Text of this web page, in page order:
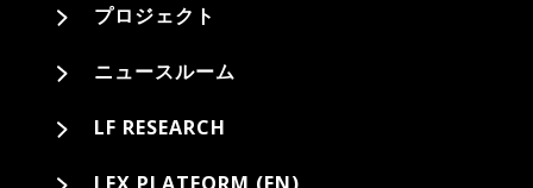
プロジェクト
ニュースルーム
LF RESEARCH